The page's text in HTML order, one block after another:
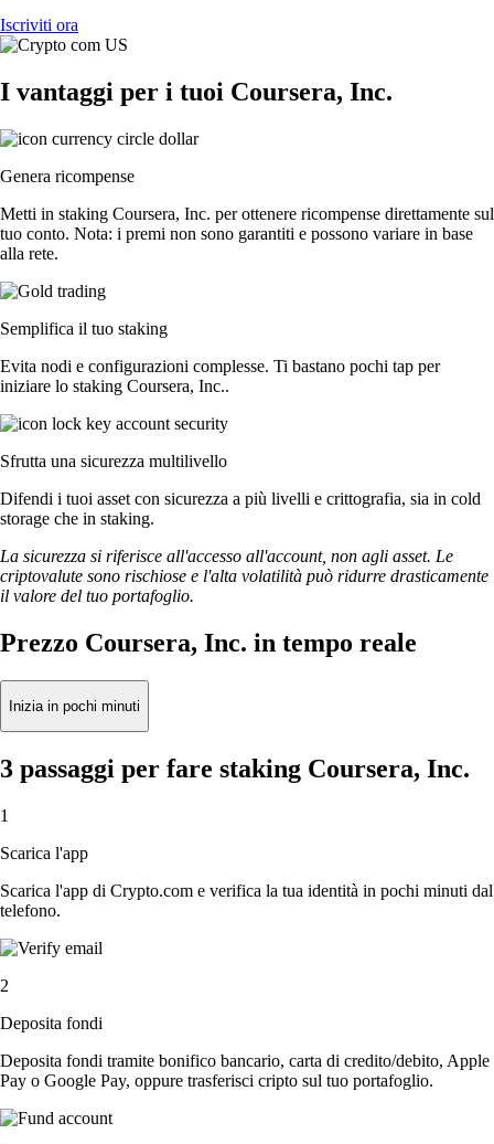
Iscriviti ora
I vantaggi per i tuoi Coursera, Inc.
Genera ricompense
Metti in staking Coursera, Inc. per ottenere ricompense direttamente sul
tuo conto. Nota: i premi non sono garantiti e possono variare in base
alla rete.
Semplifica il tuo staking
Evita nodi e configurazioni complesse. Ti bastano pochi tap per
iniziare lo staking Coursera, Inc..
Sfrutta una sicurezza multilivello
Difendi i tuoi asset con sicurezza a più livelli e crittografia, sia in cold
storage che in staking.
La sicurezza si riferisce all'accesso all'account, non agli asset. Le
criptovalute sono rischiose e l'alta volatilità può ridurre drasticamente
il valore del tuo portafoglio.
Prezzo Coursera, Inc. in tempo reale
Inizia in pochi minuti
3 passaggi per fare staking Coursera, Inc.
1
Scarica l'app
Scarica l'app di Crypto.com e verifica la tua identità in pochi minuti dal
telefono.
2
Deposita fondi
Deposita fondi tramite bonifico bancario, carta di credito/debito, Apple
Pay o Google Pay, oppure trasferisci cripto sul tuo portafoglio.